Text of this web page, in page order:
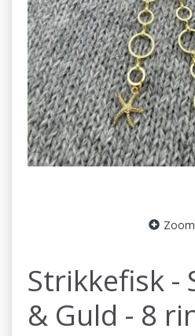
Zoom
Strikkefisk -
& Guld - 8